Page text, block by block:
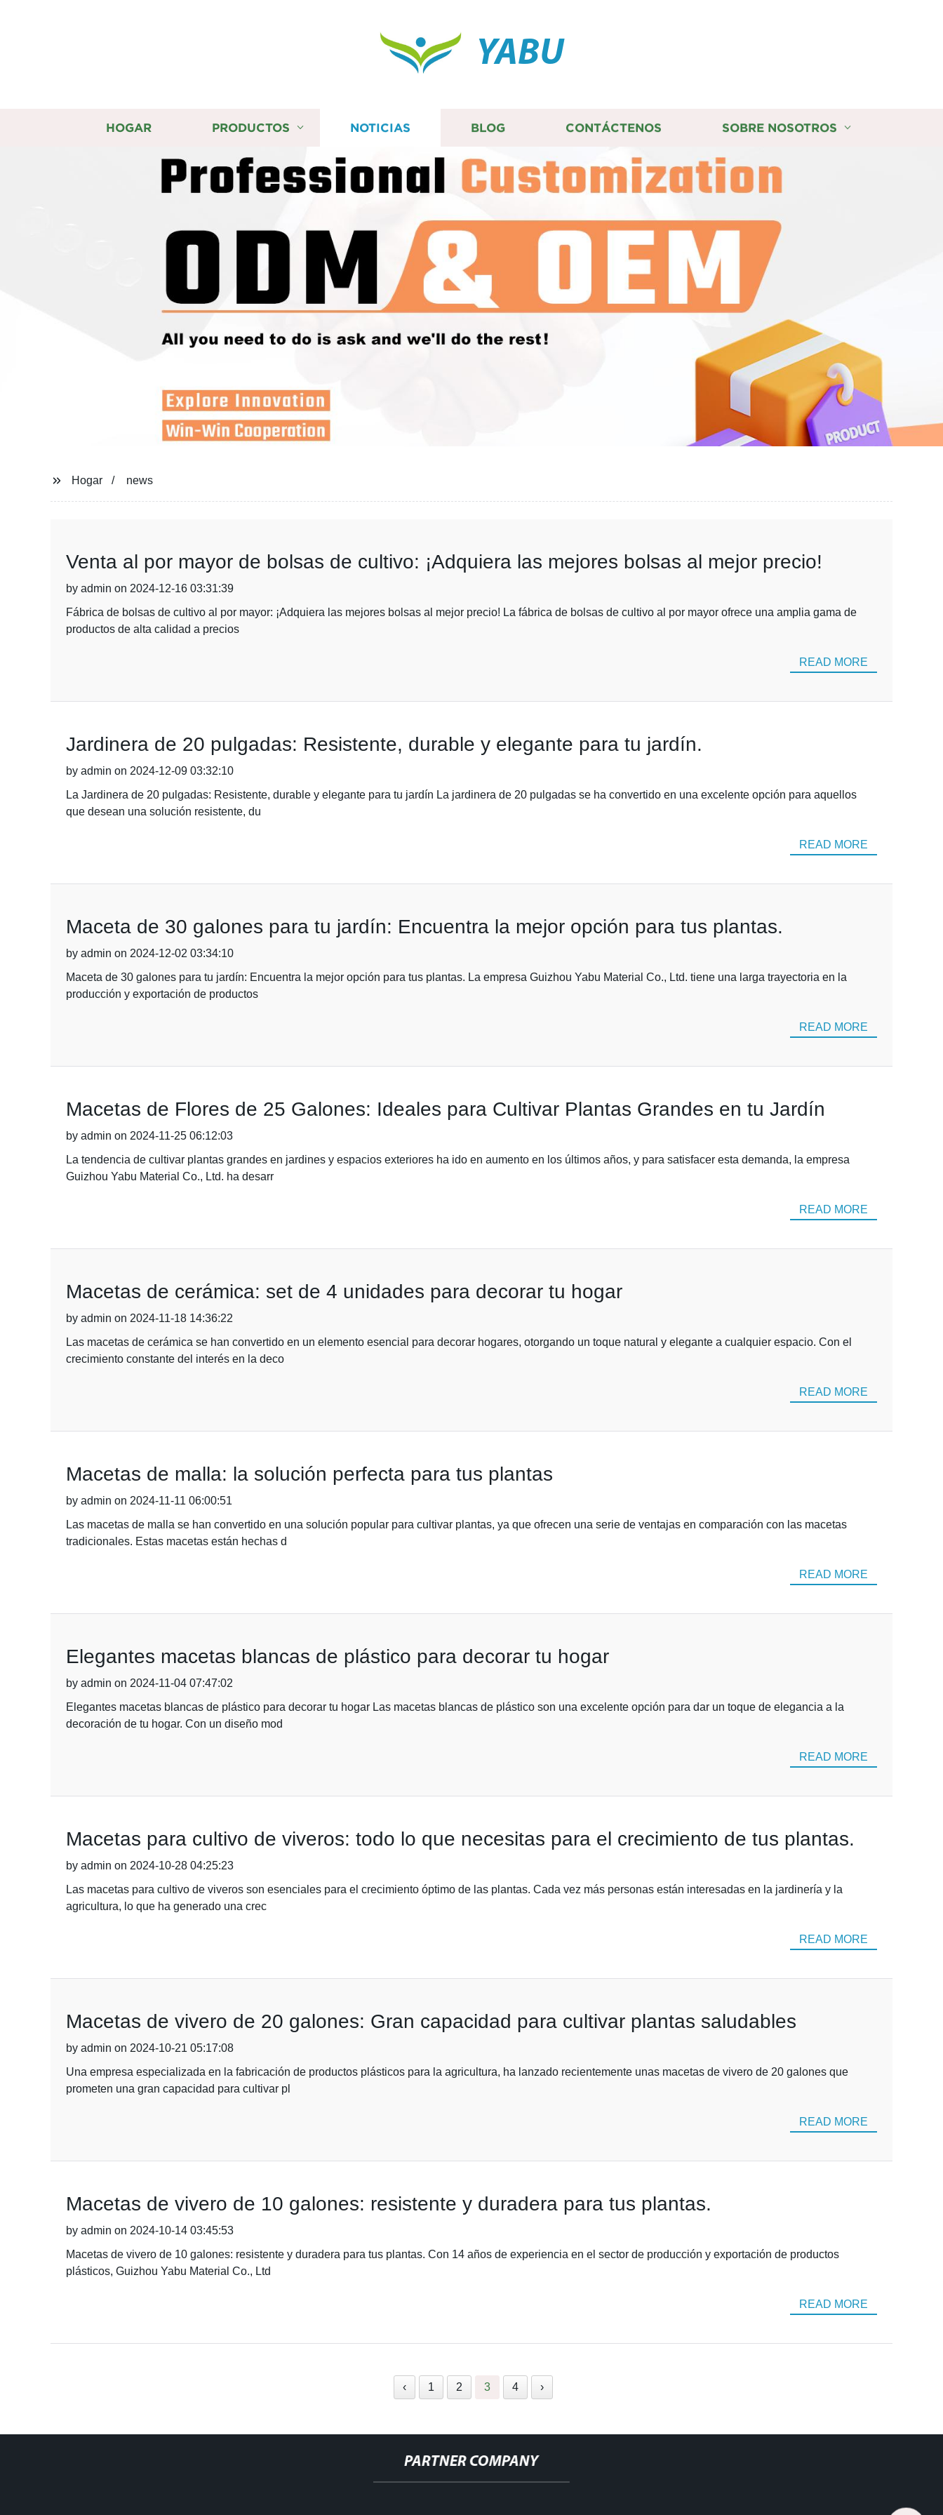
YABU
HOGAR PRODUCTOS NOTICIAS BLOG CONTÁCTENOS SOBRE NOSOTROS
Hogar news
Venta al por mayor de bolsas de cultivo: ¡Adquiera las mejores bolsas al mejor precio!
by admin on 2024-12-16 03:31:39
Fábrica de bolsas de cultivo al por mayor: ¡Adquiera las mejores bolsas al mejor precio! La fábrica de bolsas de cultivo al por mayor ofrece una amplia gama de
productos de alta calidad a precios
READ MORE
Jardinera de 20 pulgadas: Resistente, durable y elegante para tu jardín.
by admin on 2024-12-09 03:32:10
La Jardinera de 20 pulgadas: Resistente, durable y elegante para tu jardín La jardinera de 20 pulgadas se ha convertido en una excelente opción para aquellos
que desean una solución resistente, du
READ MORE
Maceta de 30 galones para tu jardín: Encuentra la mejor opción para tus plantas.
by admin on 2024-12-02 03:34:10
Maceta de 30 galones para tu jardín: Encuentra la mejor opción para tus plantas. La empresa Guizhou Yabu Material Co., Ltd. tiene una larga trayectoria en la
producción y exportación de productos
READ MORE
Macetas de Flores de 25 Galones: Ideales para Cultivar Plantas Grandes en tu Jardín
by admin on 2024-11-25 06:12:03
La tendencia de cultivar plantas grandes en jardines y espacios exteriores ha ido en aumento en los últimos años, y para satisfacer esta demanda, la empresa
Guizhou Yabu Material Co., Ltd. ha desarr
READ MORE
Macetas de cerámica: set de 4 unidades para decorar tu hogar
by admin on 2024-11-18 14:36:22
Las macetas de cerámica se han convertido en un elemento esencial para decorar hogares, otorgando un toque natural y elegante a cualquier espacio. Con el
crecimiento constante del interés en la deco
READ MORE
Macetas de malla: la solución perfecta para tus plantas
by admin on 2024-11-11 06:00:51
Las macetas de malla se han convertido en una solución popular para cultivar plantas, ya que ofrecen una serie de ventajas en comparación con las macetas
tradicionales. Estas macetas están hechas d
READ MORE
Elegantes macetas blancas de plástico para decorar tu hogar
by admin on 2024-11-04 07:47:02
Elegantes macetas blancas de plástico para decorar tu hogar Las macetas blancas de plástico son una excelente opción para dar un toque de elegancia a la
decoración de tu hogar. Con un diseño mod
READ MORE
Macetas para cultivo de viveros: todo lo que necesitas para el crecimiento de tus plantas.
by admin on 2024-10-28 04:25:23
Las macetas para cultivo de viveros son esenciales para el crecimiento óptimo de las plantas. Cada vez más personas están interesadas en la jardinería y la
agricultura, lo que ha generado una crec
READ MORE
Macetas de vivero de 20 galones: Gran capacidad para cultivar plantas saludables
by admin on 2024-10-21 05:17:08
Una empresa especializada en la fabricación de productos plásticos para la agricultura, ha lanzado recientemente unas macetas de vivero de 20 galones que
prometen una gran capacidad para cultivar pl
READ MORE
Macetas de vivero de 10 galones: resistente y duradera para tus plantas.
by admin on 2024-10-14 03:45:53
Macetas de vivero de 10 galones: resistente y duradera para tus plantas. Con 14 años de experiencia en el sector de producción y exportación de productos
plásticos, Guizhou Yabu Material Co., Ltd
READ MORE
‹ 1 2 3 4 ›
PARTNER COMPANY